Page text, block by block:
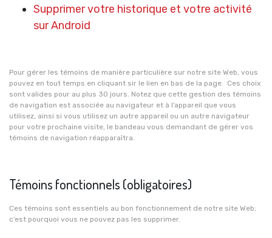
Supprimer votre historique et votre activité
sur Android
Pour gérer les témoins de manière particulière sur notre site Web, vous
pouvez en tout temps en cliquant sir le lien en bas de la page. Ces choix
sont valides pour au plus 30 jours. Notez que cette gestion des témoins
de navigation est associée au navigateur et à l’appareil que vous
utilisez, ainsi si vous utilisez un autre appareil ou un autre navigateur
pour votre prochaine visite, le bandeau vous demandant de gérer vos
témoins de navigation réapparaîtra.
Témoins fonctionnels (obligatoires)
Ces témoins sont essentiels au bon fonctionnement de notre site Web;
c’est pourquoi vous ne pouvez pas les supprimer.